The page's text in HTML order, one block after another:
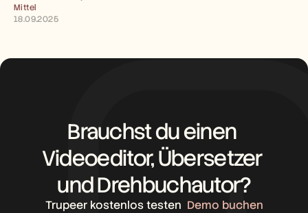
Mittel
18.09.2025
Brauchst du einen
Videoeditor, Übersetzer
und Drehbuchautor?
Trupeer kostenlos testen Demo buchen
Karriere